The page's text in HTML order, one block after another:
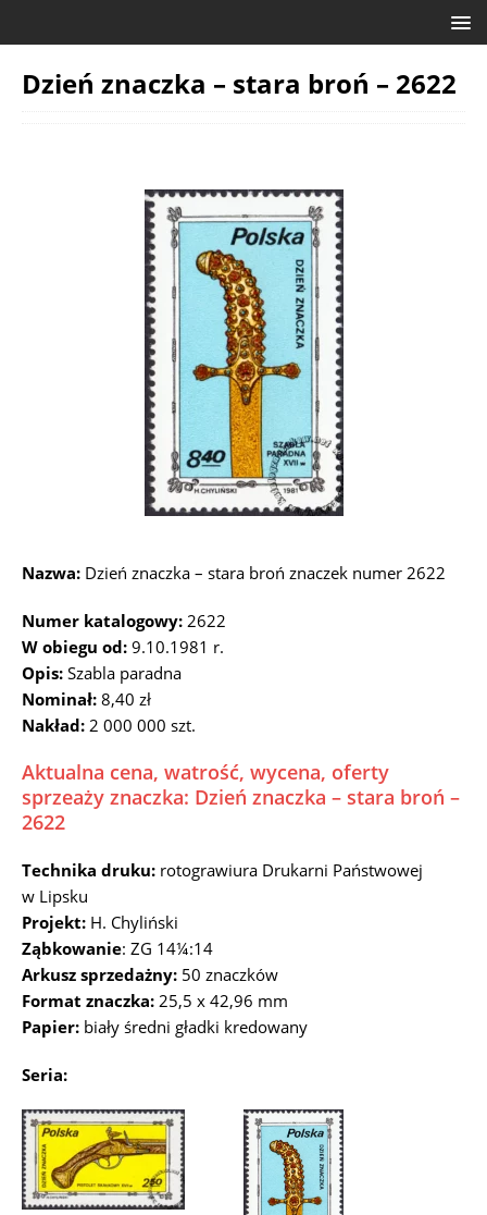
Dzień znaczka – stara broń – 2622
Nazwa: Dzień znaczka – stara broń znaczek numer 2622
Numer katalogowy: 2622
W obiegu od: 9.10.1981 r.
Opis: Szabla paradna
Nominał: 8,40 zł
Nakład: 2 000 000 szt.
Aktualna cena, watrość, wycena, oferty
sprzeaży znaczka: Dzień znaczka – stara broń –
2622
Technika druku: rotograwiura Drukarni Państwowej
w Lipsku
Projekt: H. Chyliński
Ząbkowanie: ZG 14¼:14
Arkusz sprzedażny: 50 znaczków
Format znaczka: 25,5 x 42,96 mm
Papier: biały średni gładki kredowany
Seria: